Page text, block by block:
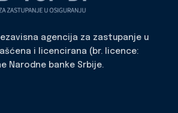
nezavisna agencija za zastupanje u
i licencirana (br. licence:
Narodne banke Srbije.